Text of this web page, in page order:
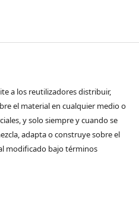
a los reutilizadores distribuir,
el material en cualquier medio o
y solo siempre y cuando se
adapta o construye sobre el
modificado bajo términos